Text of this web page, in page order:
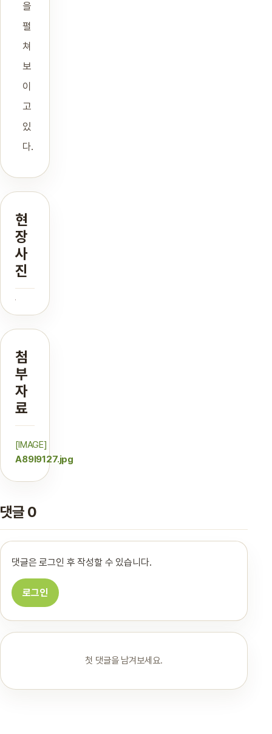
을
펼
쳐
보
이
고
있
다.
현
장
사
진
첨
부
자
료
[IMAGE]
A89I9127.jpg
댓글 0
댓글은 로그인 후 작성할 수 있습니다.
로그인
첫 댓글을 남겨보세요.